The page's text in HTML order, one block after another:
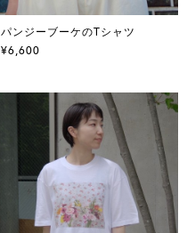
パンジーブーケのTシャツ
¥6,600